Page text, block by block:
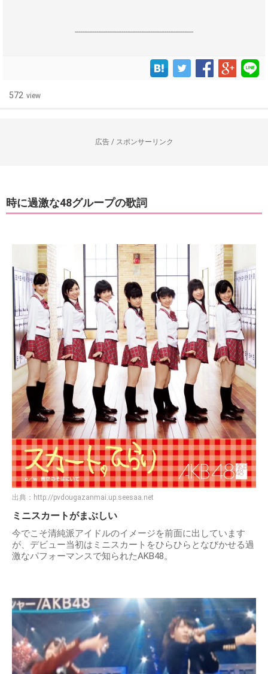
------------------------------------------------------------------
572 view
広告 / スポンサーリンク
時に過激な48グループの歌詞
出典： http://pvdougazanmai.up.seesaa.net
ミニスカートがまぶしい
今でこそ清純派アイドルのイメージを前面に出しています
が、デビュー当初はミニスカートをひらひらとなびかせる過
激なパフォーマンスで知られたAKB48。